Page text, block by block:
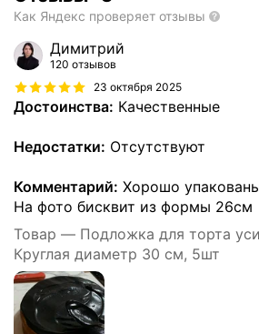
Как Яндекс проверяет отзывы
Димитрий
120 отзывов
23 октября 2025
Достоинства: Качественные
Недостатки: Отсутствуют
Комментарий: Хорошо
На фото бисквит из формы 26см
Товар — Подложка для торта
Круглая диаметр 30 см, 5шт